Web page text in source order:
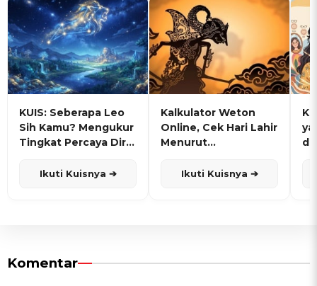
KUIS: Seberapa Leo
Sih Kamu? Mengukur
Tingkat Percaya Diri
Ikuti Kuisnya ➔
Kalkulator Weton
Online, Cek Hari Lahir
Menurut
Ikuti Kuisnya ➔
Komentar